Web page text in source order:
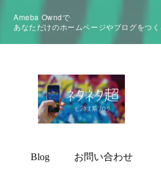
Ameba Owndで
あなただけのホームページやブログをつく
Blog お問い合わせ